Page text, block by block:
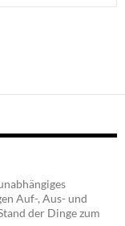
Auf-, Aus- und
der Dinge zum